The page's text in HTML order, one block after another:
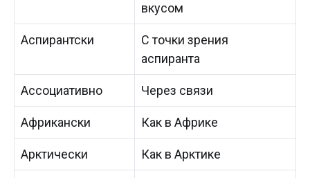
вкусом
Аспирантски
С точки зрения
аспиранта
Ассоциативно Через связи
Африкански Как в Африке
Арктически Как в Арктике